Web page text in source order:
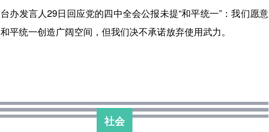
台办发言人29日回应党的四中全会公报未提“和平统一”：我们愿意
平统一创造广阔空间，但我们决不承诺放弃使用武力。
社会